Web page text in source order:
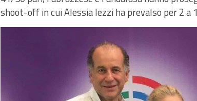
shoot-off in cui Alessia Iezzi ha prevalso per 2 a